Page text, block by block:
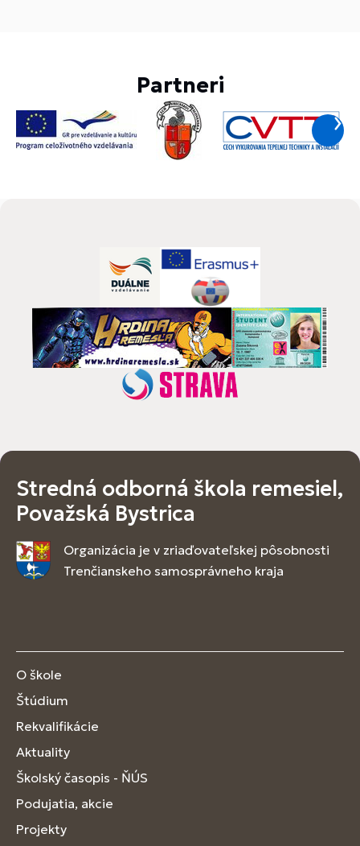
Partneri
Stredná odborná škola remesiel,
Považská Bystrica
Organizácia je v zriaďovateľskej pôsobnosti
Trenčianskeho samosprávneho kraja
O škole
Štúdium
Rekvalifikácie
Aktuality
Školský časopis - ŇÚS
Podujatia, akcie
Projekty